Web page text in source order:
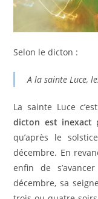
Selon le dicton :
A la sainte Luce,
La sainte Luce
dicton est inexact
qu’après le
décembre. En
enfin de
décembre, sa